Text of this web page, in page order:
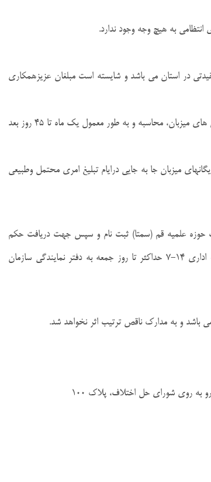
در استان می باشد و شایسته است مبلغان عزیزهمکاری
۶- حق الزحمه مبلغان گرامی بعد از ایام فاطمیه پس از گزارش گیری از یگان های میزبان، محاسبه و به طور معمول یک ماه تا ۴۵ روز بعد
میزبان جا به جایی درایام تبلیغ امری محتمل وطبیعی
حوزه علمیه قم (سمتا) ثبت نام و سپس جهت دریافت حکم
تبلیغی با همراه داشتن مدارک از روز چهار شنبه مورخ ۹۸/۱۰/۱۸ در ساعت اداری ۱۴-۷ حداکثر تا روز جمعه به دفتر نمایندگی سازمان
باشد و به مدارک ناقص ترتیب اثر نخواهد شد.